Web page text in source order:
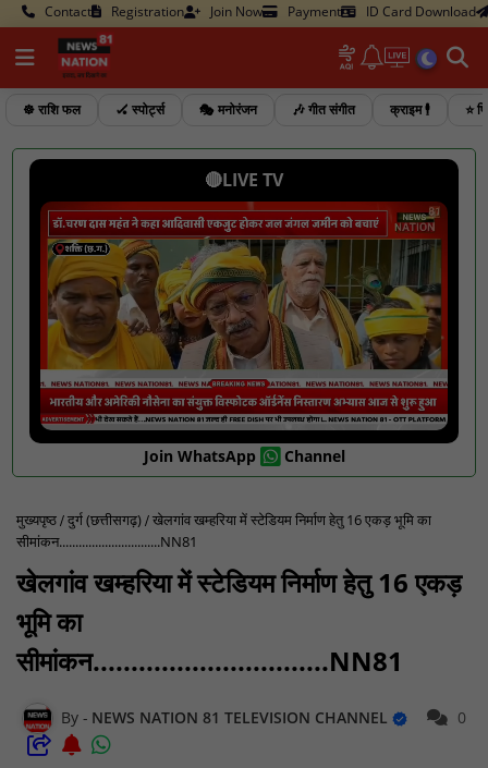
Contact Registration Join Now Payment ID Card Download
☸️ राशि फल 🏑 स्पोर्ट्स 🎭 मनोरंजन 🎶 गीत संगीत क्राइम 🕴️ ⭐
🔴LIVE TV
Join WhatsApp Channel
मुख्यपृष्ठ दुर्ग (छत्तीसगढ़) खेलगांव खम्हरिया में स्टेडियम निर्माण हेतु 16 एकड़ भूमि का
सीमांकन...............................NN81
खेलगांव खम्हरिया में स्टेडियम निर्माण हेतु 16 एकड़
भूमि का
सीमांकन...............................NN81
NEWS NATION 81 TELEVISION CHANNEL 0